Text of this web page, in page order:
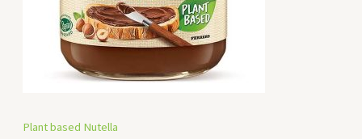
Plant based Nutella